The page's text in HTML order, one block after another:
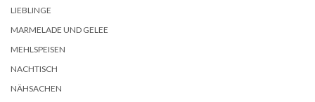
LIEBLINGE
MARMELADE UND GELEE
MEHLSPEISEN
NACHTISCH
NÄHSACHEN